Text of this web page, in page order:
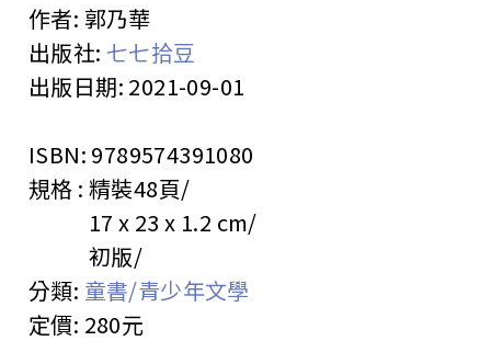
作者: 郭乃華
出版社: 七七拾豆
出版日期: 2021-09-01
ISBN: 9789574391080
規格 : 精裝48頁
17 x 23 x 1.2 cm
初版
分類: 童書/青少年文學
定價: 280元